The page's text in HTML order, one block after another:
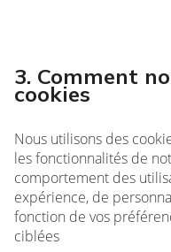
3. Comment
cookies
Nous utilisons des
les fonctionnalités de
comportement des
expérience, de
fonction de vos
ciblées